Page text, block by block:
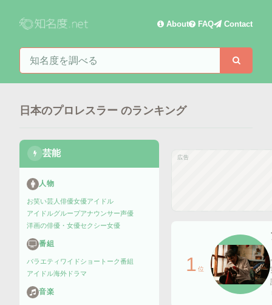
About FAQ Contact
知名度を検索
日本のプロレスラー のランキング
芸能
人物
お笑い芸人 俳優女優アイドル
アイドルグループアナウンサー声優
洋画の俳優・女優セクシー女優
番組
バラエティ ワイドショー トーク番組
アイドル海外ドラマ
音楽
広告
1 位